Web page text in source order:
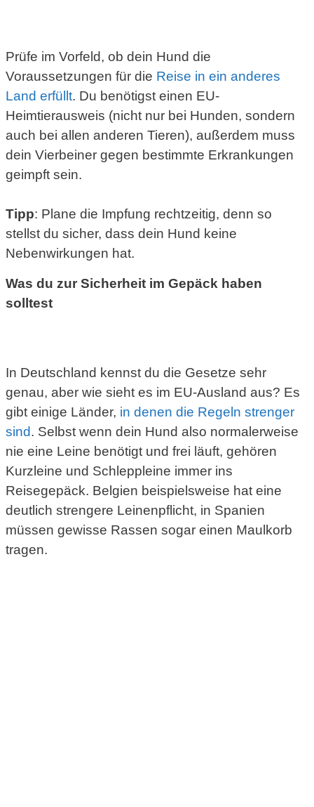
Prüfe im Vorfeld, ob dein Hund die
Voraussetzungen für die Reise in ein anderes
Land erfüllt. Du benötigst einen EU-
Heimtierausweis (nicht nur bei Hunden, sondern
auch bei allen anderen Tieren), außerdem muss
dein Vierbeiner gegen bestimmte Erkrankungen
geimpft sein.
Tipp: Plane die Impfung rechtzeitig, denn so
stellst du sicher, dass dein Hund keine
Nebenwirkungen hat.
Was du zur Sicherheit im Gepäck haben
solltest
In Deutschland kennst du die Gesetze sehr
genau, aber wie sieht es im EU-Ausland aus? Es
gibt einige Länder, in denen die Regeln strenger
sind. Selbst wenn dein Hund also normalerweise
nie eine Leine benötigt und frei läuft, gehören
Kurzleine und Schleppleine immer ins
Reisegepäck. Belgien beispielsweise hat eine
deutlich strengere Leinenpflicht, in Spanien
müssen gewisse Rassen sogar einen Maulkorb
tragen.